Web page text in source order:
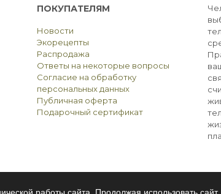
ПОКУПАТЕЛЯМ
Новости
Экорецепты
Распродажа
Ответы на некоторые вопросы
Согласие на обработку
персональных данных
Публичная оферта
Подарочный сертификат